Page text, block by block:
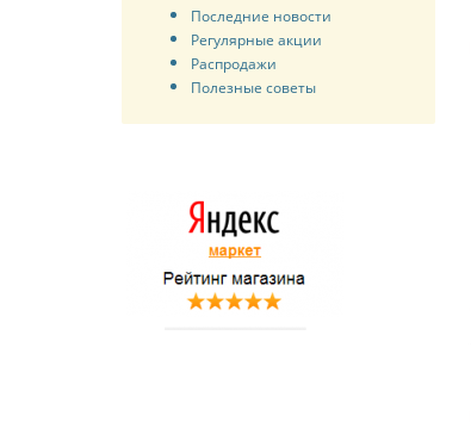
Последние новости
Регулярные акции
Распродажи
Полезные советы